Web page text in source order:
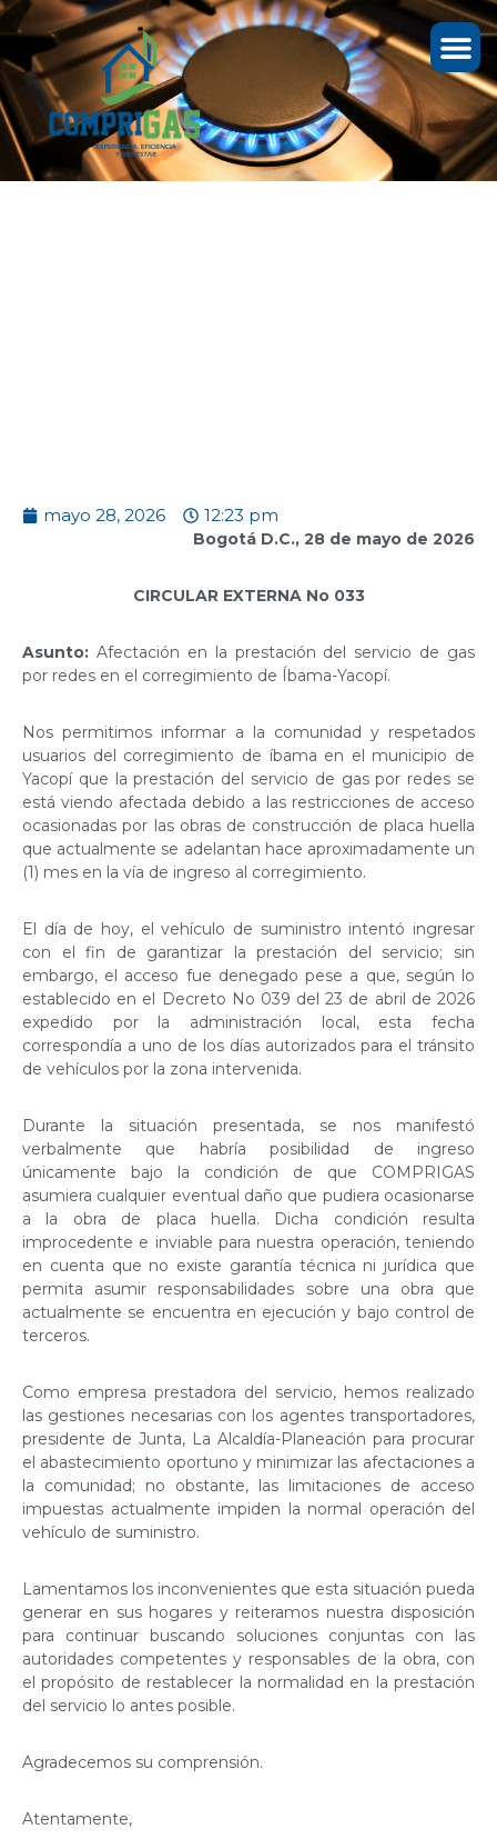
mayo 28, 2026 12:23 pm
Bogotá D.C., 28 de mayo de 2026
CIRCULAR EXTERNA No 033
Asunto: Afectación en la prestación del servicio de gas
por redes en el corregimiento de Íbama-Yacopí.
Nos permitimos informar a la comunidad y respetados
usuarios del corregimiento de íbama en el municipio de
Yacopí que la prestación del servicio de gas por redes se
está viendo afectada debido a las restricciones de acceso
ocasionadas por las obras de construcción de placa huella
que actualmente se adelantan hace aproximadamente un
(1) mes en la vía de ingreso al corregimiento.
El día de hoy, el vehículo de suministro intentó ingresar
con el fin de garantizar la prestación del servicio; sin
embargo, el acceso fue denegado pese a que, según lo
establecido en el Decreto No 039 del 23 de abril de 2026
expedido por la administración local, esta fecha
correspondía a uno de los días autorizados para el tránsito
de vehículos por la zona intervenida.
Durante la situación presentada, se nos manifestó
verbalmente que habría posibilidad de ingreso
únicamente bajo la condición de que COMPRIGAS
asumiera cualquier eventual daño que pudiera ocasionarse
a la obra de placa huella. Dicha condición resulta
improcedente e inviable para nuestra operación, teniendo
en cuenta que no existe garantía técnica ni jurídica que
permita asumir responsabilidades sobre una obra que
actualmente se encuentra en ejecución y bajo control de
terceros.
Como empresa prestadora del servicio, hemos realizado
las gestiones necesarias con los agentes transportadores,
presidente de Junta, La Alcaldía-Planeación para procurar
el abastecimiento oportuno y minimizar las afectaciones a
la comunidad; no obstante, las limitaciones de acceso
impuestas actualmente impiden la normal operación del
vehículo de suministro.
Lamentamos los inconvenientes que esta situación pueda
generar en sus hogares y reiteramos nuestra disposición
para continuar buscando soluciones conjuntas con las
autoridades competentes y responsables de la obra, con
el propósito de restablecer la normalidad en la prestación
del servicio lo antes posible.
Agradecemos su comprensión.
Atentamente,